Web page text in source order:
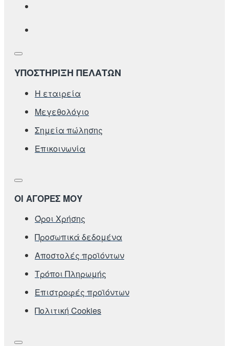
ΥΠΟΣΤΗΡΙΞΗ ΠΕΛΑΤΩΝ
Η εταιρεία
Μεγεθολόγιο
Σημεία πώλησης
Επικοινωνία
ΟΙ ΑΓΟΡΕΣ ΜΟΥ
Όροι Χρήσης
Προσωπικά δεδομένα
Αποστολές προϊόντων
Τρόποι Πληρωμής
Επιστροφές προϊόντων
Πολιτική Cookies